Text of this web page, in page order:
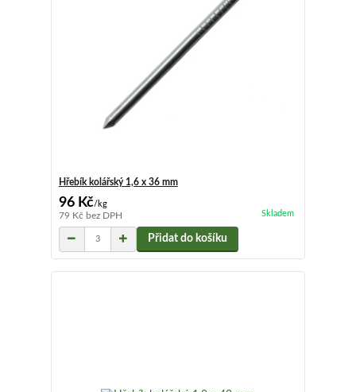
Hřebík kolářský 1,6 x 36 mm
96 Kč/kg
79 Kč bez DPH Skladem
Přidat do košíku